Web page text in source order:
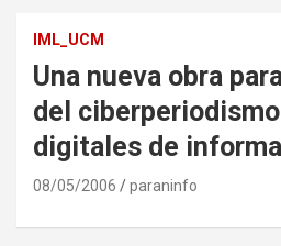
IML_UCM
Una nueva obra
del
digitales de
08/05/2006 paraninfo